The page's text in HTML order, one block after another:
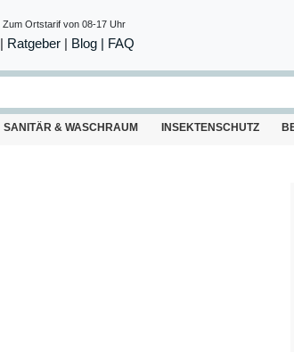
Zum Ortstarif von 08-17 Uhr
| Ratgeber| Blog | FAQ
SANITÄR & WASCHRAUM INSEKTENSCHUTZ